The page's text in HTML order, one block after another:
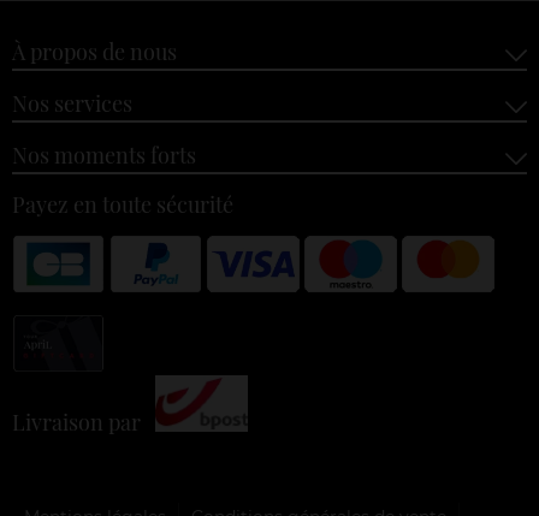
À propos de nous
Nos services
Nos moments forts
Payez en toute sécurité
Livraison par